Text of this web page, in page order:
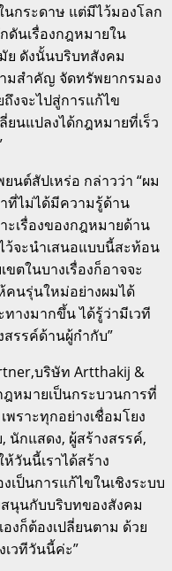
กระดาษ แต่มีไว้มองโลก
ดันเรื่องกฎหมายใน
ดังนั้นบริบทสังคม
มสำคัญ จัดทรัพยากรมอง
งจะไปสู่การแก้ไข
ยนแปลงได้กฎหมายที่เร็ว
นต์สัปเหร่อ กล่าวว่า “ผม
ที่ไม่ได้มีความรู้ด้าน
ะเรื่องของกฎหมายด้าน
ว้จะนำเสนอแบบนี้สะท้อน
ตในบางเรื่องก็อาจจะ
คนรุ่นใหม่อย่างผมได้
ทางมากขึ้น ได้รู้ว่ามีเวที
รรค์ด้านผู้กำกับ”
บริษัท Artthakij &
ฎหมายเป็นกระบวนการที่
ราะทุกอย่างเชื่อมโยง
นักแสดง, ผู้สร้างสรรค์,
วันนี้เราได้สร้าง
เป็นการแก้ไขในเชิงระบบ
นุนกับบริบทของสังคม
งก็ต้องเปลี่ยนตาม ด้วย
วทีวันนี้ค่ะ”